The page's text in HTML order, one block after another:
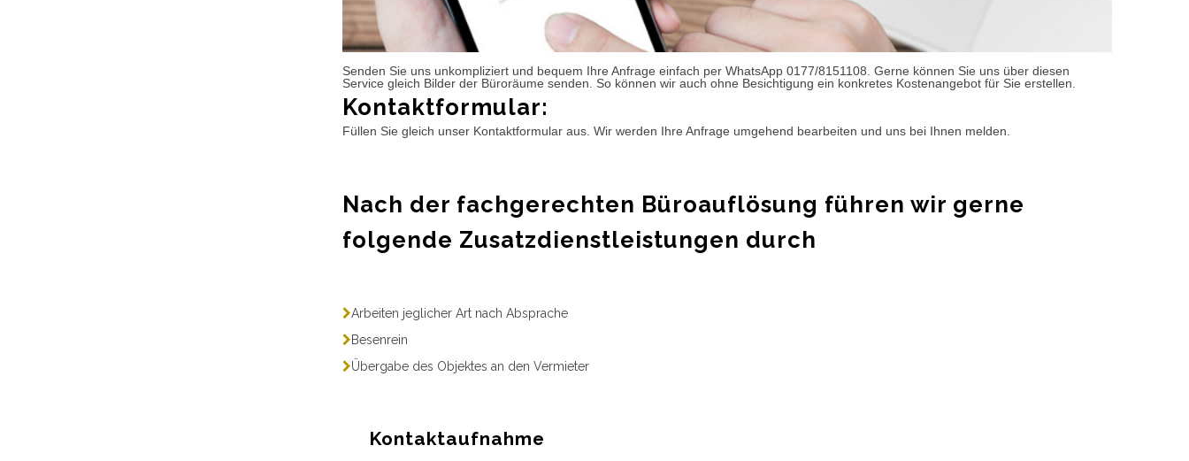
Senden Sie uns unkompliziert und bequem Ihre Anfrage einfach per WhatsApp 0177/8151108. Gerne können Sie uns über diesen
Service gleich Bilder der Büroräume senden. So können wir auch ohne Besichtigung ein konkretes Kostenangebot für Sie erstellen.
Kontaktformular:
Füllen Sie gleich unser Kontaktformular aus. Wir werden Ihre Anfrage umgehend bearbeiten und uns bei Ihnen melden.
Nach der fachgerechten Büroauflösung führen wir gerne
folgende Zusatzdienstleistungen durch
Arbeiten jeglicher Art nach Absprache
Besenrein
Übergabe des Objektes an den Vermieter
Kontaktaufnahme